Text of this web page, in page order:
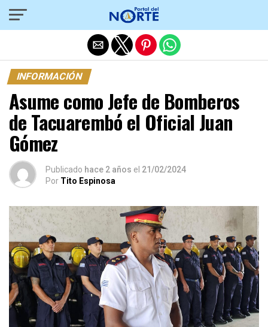
INFORMACIÓN
Asume como Jefe de Bomberos
de Tacuarembó el Oficial Juan
Gómez
Publicado hace 2 años el 21/02/2024
Por Tito Espinosa
Salir de la versión móvil